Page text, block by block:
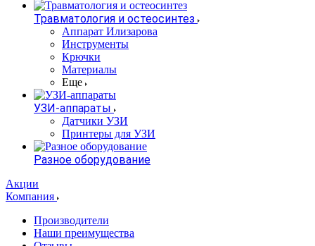
Травматология и остеосинтез
Аппарат Илизарова
Инструменты
Крючки
Материалы
Еще
УЗИ-аппараты
Датчики УЗИ
Принтеры для УЗИ
Разное оборудование
Акции
Компания
Производители
Наши преимущества